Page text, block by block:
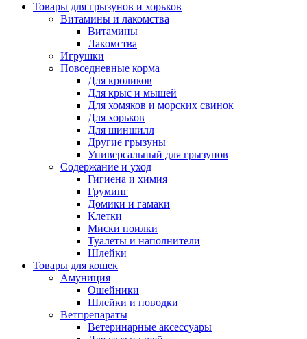
Товары для грызунов и хорьков
Витамины и лакомства
Витамины
Лакомства
Игрушки
Повседневные корма
Для кроликов
Для крыс и мышей
Для хомяков и морских свинок
Для хорьков
Для шиншилл
Другие грызуны
Универсальный для грызунов
Содержание и уход
Гигиена и химия
Груминг
Домики и гамаки
Клетки
Миски поилки
Туалеты и наполнители
Шлейки
Товары для кошек
Амуниция
Ошейники
Шлейки и поводки
Ветпрепараты
Ветеринарные аксессуары